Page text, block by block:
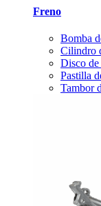
Freno
Bomba
Cilindro
Disco
Pastilla
Tambor